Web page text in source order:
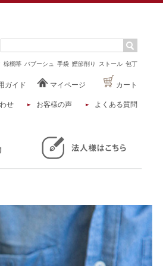
棕櫚箒 バブーシュ 手袋 鰹節削り ストール 包丁
ガイド マイページ カート
せ お客様の声 よくある質問